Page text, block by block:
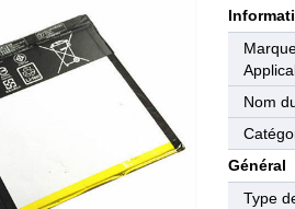
Nom
Général
Type